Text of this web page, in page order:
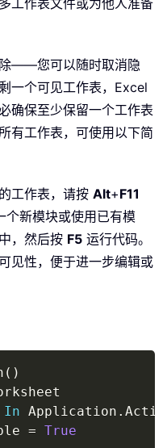
工作表文件或为他人准备
——您可以随时取消隐
一个可见工作表，Excel
确保至少保留一个工作表
有工作表，可使用以下简
工作表，请按 Alt+F11
个新模块或使用已有模
，然后按 F5 运行代码。
见性，便于进一步编辑或
( )
In Application .
= True